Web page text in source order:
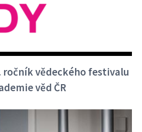
ročník vědeckého festivalu
věd ČR